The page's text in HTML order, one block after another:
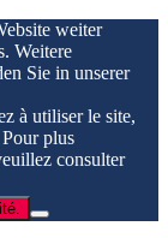
weiter
Weitere
Sie in unserer
à utiliser le site,
plus
consulter